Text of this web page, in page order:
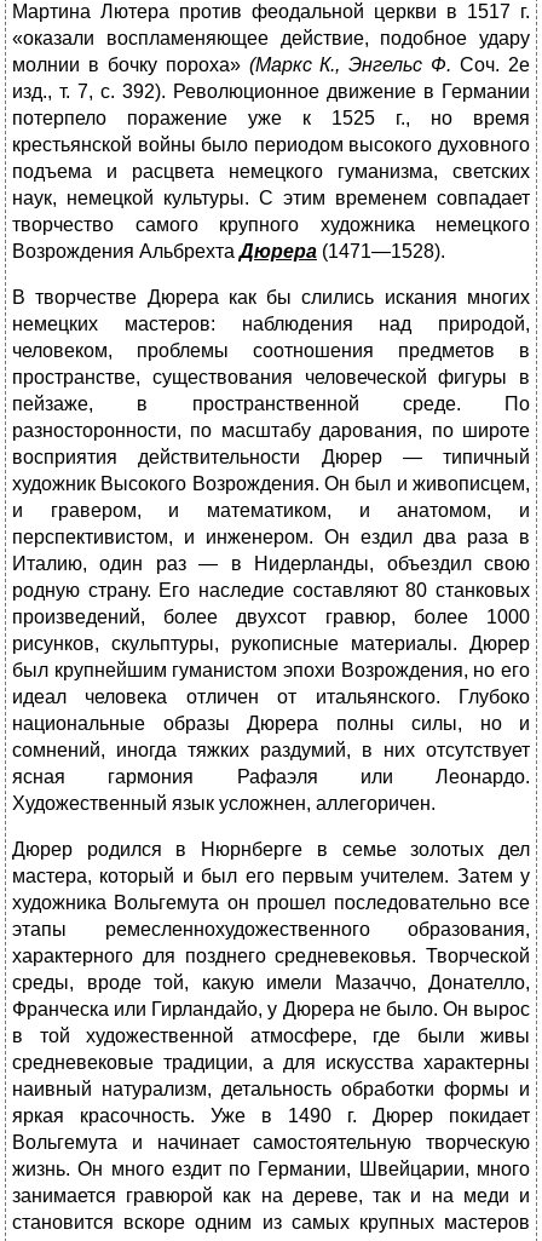
Мартина Лютера против феодальной церкви в 1517 г.
«оказали воспламеняющее действие, подобное удару
молнии в бочку пороха» (Маркс К., Энгельс Ф.Соч. 2е
изд., т. 7, с. 392). Революционное движение в Германии
потерпело поражение уже к 1525 г., но время
крестьянской войны было периодом высокого духовного
подъема и расцвета немецкого гуманизма, светских
наук, немецкой культуры. С этим временем совпадает
творчество самого крупного художника немецкого
Возрождения АльбрехтаДюрера (1471—1528).
В творчестве Дюрера как бы слились искания многих
немецких мастеров: наблюдения над природой,
человеком, проблемы соот­ношения предметов в
пространстве, существования человеческой фигуры в
пейзаже, в пространственной среде. По
разносторонности, по масштабу дарования, по широте
восприятия действительности Дюрер — типичный
художник Высокого Возрождения. Он был и живописцем,
и гравером, и математиком, и анатомом, и
перспективистом, и инженером. Он ездил два раза в
Италию, один раз — в Нидерланды, объездил свою
родную страну. Его наследие составляют 80 станковых
произведений, более двухсот гравюр, более 1000
рисунков, скульптуры, рукописные материалы. Дюрер
был крупнейшим гуманистом эпохи Возрождения, но его
идеал человека отличен от итальянского. Глубоко
национальные образы Дюрера полны силы, но и
сомнений, иногда тяжких раздумий, в них отсутствует
ясная гармония Рафаэля или Леонардо.
Художественный язык усложнен, аллегоричен.
Дюрер родился в Нюрнберге в семье золотых дел
мастера, который и был его первым учителем. Затем у
художника Вольгемута он прошел последовательно все
этапы ремесленнохудо­жественного образования,
характерного для позднего средневековья. Творческой
среды, вроде той, какую имели Мазаччо, Донателло,
Франческа или Гирландайо, у Дюрера не было. Он вырос
в той художественной атмосфере, где были живы
средневековые традиции, а для искусства характерны
наивный натурализм, деталь­ность обработки формы и
яркая красочность. Уже в 1490 г. Дюрер покидает
Вольгемута и начинает самостоятельную творческую
жизнь. Он много ездит по Германии, Швейцарии, много
занимается гравюрой как на дереве, так и на меди и
становится вскоре одним из самых крупных мастеров